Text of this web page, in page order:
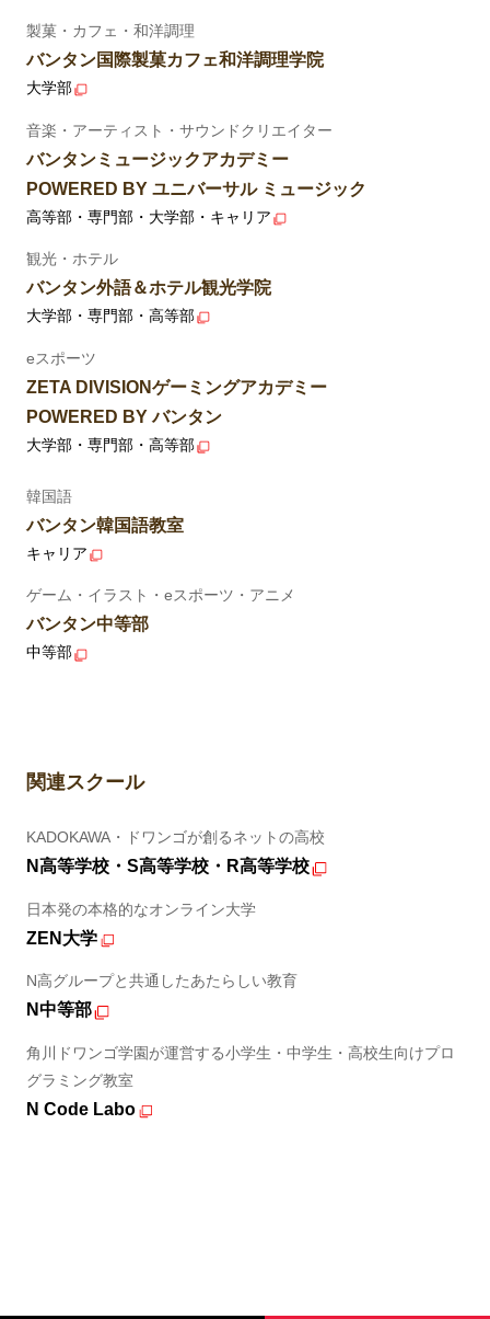
製菓・カフェ・和洋調理
バンタン国際製菓カフェ和洋調理学院
大学部
音楽・アーティスト・サウンドクリエイター
バンタンミュージックアカデミー
POWERED BY ユニバーサル ミュージック
高等部・専門部・大学部・キャリア
観光・ホテル
バンタン外語＆ホテル観光学院
大学部・専門部・高等部
eスポーツ
ZETA DIVISIONゲーミングアカデミー
POWERED BY バンタン
大学部・専門部・高等部
韓国語
バンタン韓国語教室
キャリア
ゲーム・イラスト・eスポーツ・アニメ
バンタン中等部
中等部
関連スクール
KADOKAWA・ドワンゴが創るネットの高校
N高等学校・S高等学校・R高等学校
日本発の本格的なオンライン大学
ZEN大学
N高グループと共通したあたらしい教育
N中等部
角川ドワンゴ学園が運営する小学生・中学生・高校生向けプロ
グラミング教室
N Code Labo